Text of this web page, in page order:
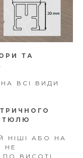
ТА
ВСІ ВИДИ
ТЮЛЮ
НІШІ АБО НА
НЕ
ПО ВИСОТІ